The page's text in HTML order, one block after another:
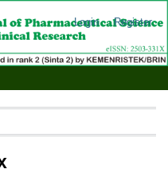
Login Register